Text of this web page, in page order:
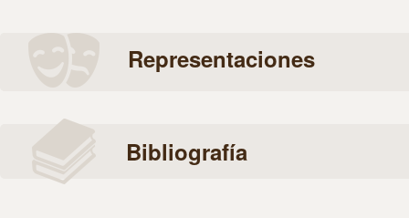
Representaciones
Bibliografía